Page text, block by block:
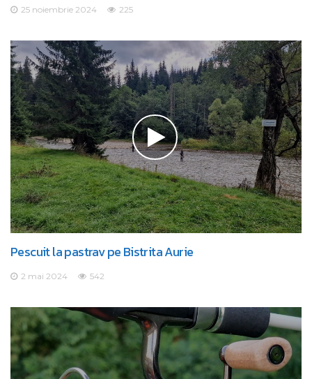
25 noiembrie 2024 225
Pescuit la pastrav pe Bistrita Aurie
2 mai 2024 542